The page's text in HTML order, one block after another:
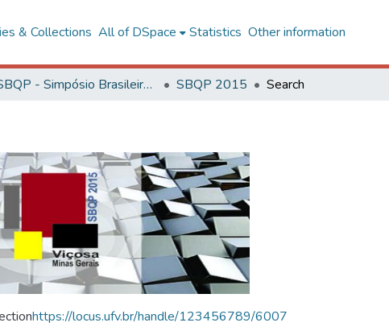
& Collections All of DSpace Statistics Other information
SBQP - Simpósio Brasileiro de Qualidade do Projeto no Ambiente Construído SBQP 2015 Search
https://locus.ufv.br/handle/123456789/6007